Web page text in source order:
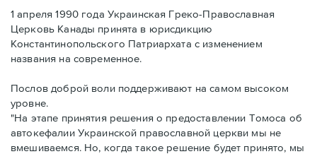
1 апреля 1990 года Украинская Греко-Православная
Церковь Канады принята в юрисдикцию
Константинопольского Патриархата с изменением
названия на современное.
Послов доброй воли поддерживают на самом высоком
уровне.
"На этапе принятия решения о предоставлении Томоса об
автокефалии Украинской православной церкви мы не
вмешиваемся. Но, когда такое решение будет принято, мы